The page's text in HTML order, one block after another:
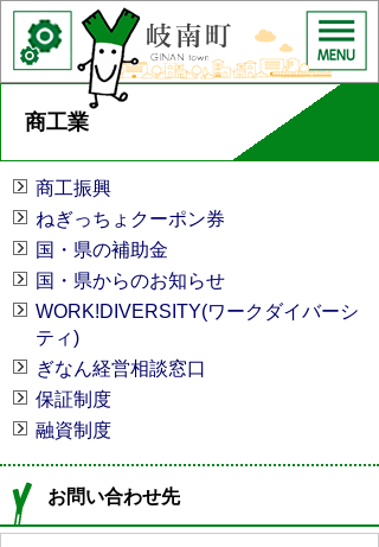
商工業
商工振興
ねぎっちょクーポン券
国・県の補助金
国・県からのお知らせ
WORK!DIVERSITY(ワークダイバーシ
ティ)
ぎなん経営相談窓口
保証制度
融資制度
お問い合わせ先